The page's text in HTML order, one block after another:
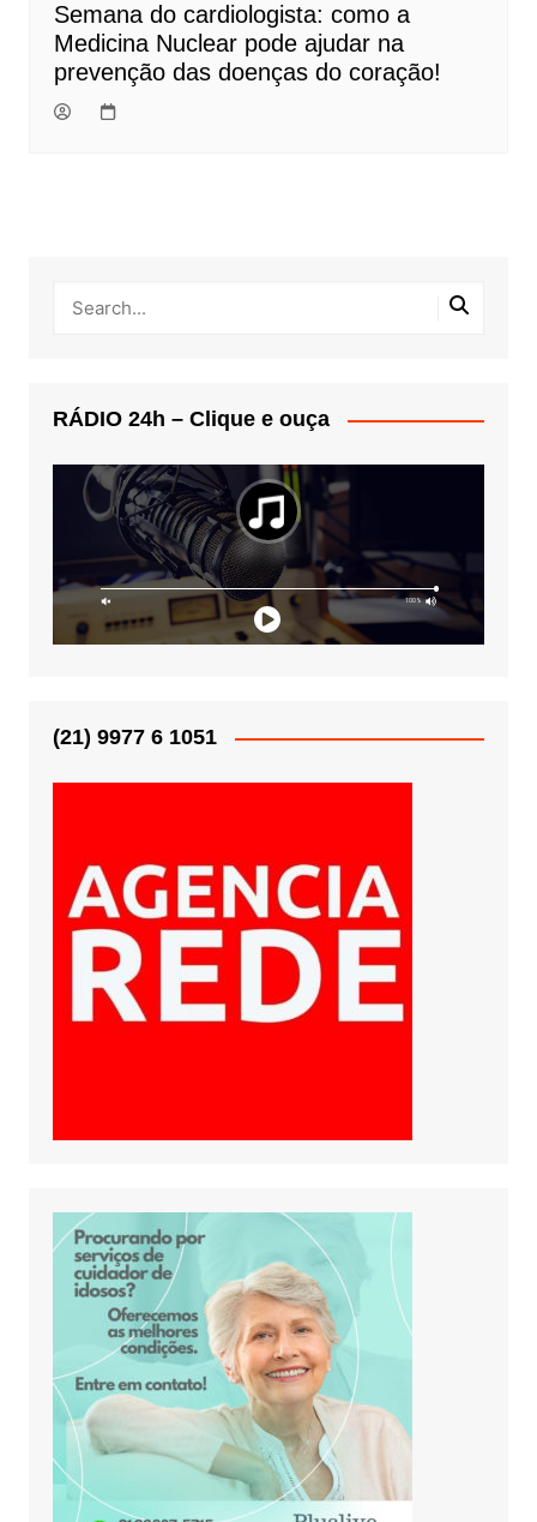
Semana do cardiologista: como a
Medicina Nuclear pode ajudar na
prevenção das doenças do coração!
RÁDIO 24h – Clique e ouça
(21) 9977 6 1051